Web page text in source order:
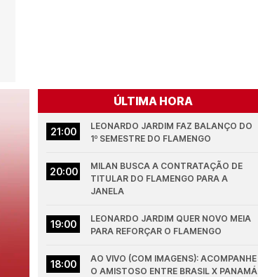
ÚLTIMA HORA
21:00
LEONARDO JARDIM FAZ BALANÇO DO
1º SEMESTRE DO FLAMENGO
20:00
MILAN BUSCA A CONTRATAÇÃO DE
TITULAR DO FLAMENGO PARA A
JANELA
19:00
LEONARDO JARDIM QUER NOVO MEIA
PARA REFORÇAR O FLAMENGO
18:00
AO VIVO (COM IMAGENS): ACOMPANHE
O AMISTOSO ENTRE BRASIL X PANAMÁ